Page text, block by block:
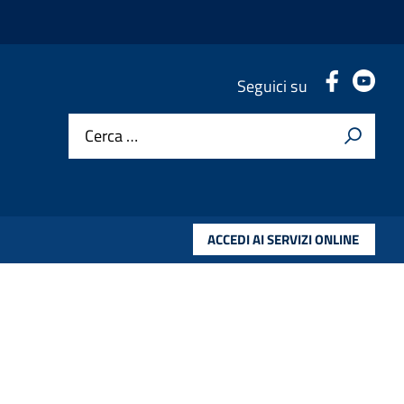
Seguici su . .
Cerca …
ACCEDI AI SERVIZI ONLINE